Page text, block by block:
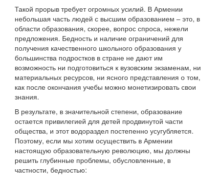
Такой прорыв требует огромных усилий. В Армении
небольшая часть людей с высшим образованием – это, в
области образования, скорее, вопрос спроса, нежели
предложения. Бедность и наличие ограничений для
получения качественного школьного образования у
большинства подростков в стране не дают им
возможность ни подготовиться к вузовским экзаменам, ни
материальных ресурсов, ни ясного представления о том,
как после окончания учебы можно монетизировать свои
знания.
В результате, в значительной степени, образование
остается привилегией для детей продвинутой части
общества, и этот водораздел постепенно усугубляется.
Поэтому, если мы хотим осуществить в Армении
настоящую образовательную революцию, мы должны
решить глубинные проблемы, обусловленные, в
частности, бедностью: